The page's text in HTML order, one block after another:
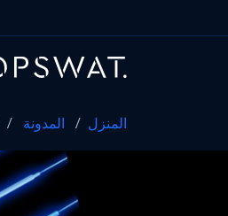
المنزل / المدونة /